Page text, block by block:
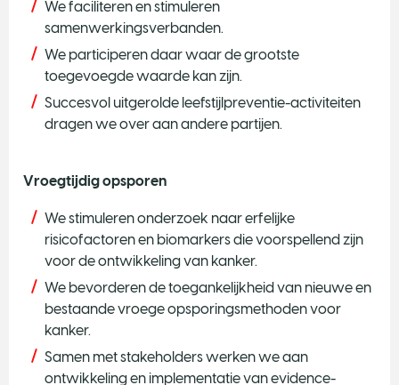
We faciliteren en stimuleren
samenwerkingsverbanden.
We participeren daar waar de grootste
toegevoegde waarde kan zijn.
Succesvol uitgerolde leefstijlpreventie-activiteiten
dragen we over aan andere partijen.
Vroegtijdig opsporen
We stimuleren onderzoek naar erfelijke
risicofactoren en biomarkers die voorspellend zijn
voor de ontwikkeling van kanker.
We bevorderen de toegankelijkheid van nieuwe en
bestaande vroege opsporingsmethoden voor
kanker.
Samen met stakeholders werken we aan
ontwikkeling en implementatie van evidence-